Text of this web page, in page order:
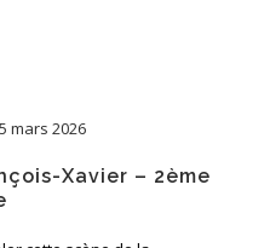
5 mars 2026
Xavier – 2ème